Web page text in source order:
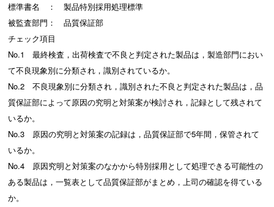
標準書名 ： 製品特別採用処理標準
被監査部門： 品質保証部
チェック項目
No.1 最終検査，出荷検査で不良と判定された製品は，製造部門におい
て不良現象別に分類され，識別されているか。
No.2 不良現象別に分類され，識別された不良と判定された製品は，品
質保証部によって原因の究明と対策案が検討され，記録として残されて
いるか。
No.3 原因の究明と対策案の記録は，品質保証部で5年間，保管されて
いるか。
No.4 原因究明と対策案のなかから特別採用として処理できる可能性の
ある製品は，一覧表として品質保証部がまとめ，上司の確認を得ている
か。